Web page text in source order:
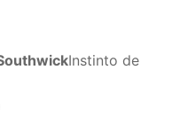
Instinto de